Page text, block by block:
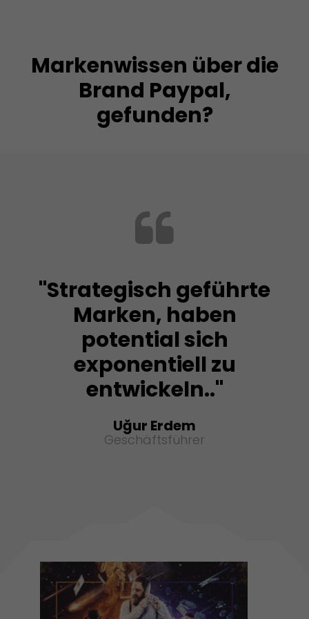
Markenwissen über die
Brand Paypal,
gefunden?
"Strategisch geführte
Marken, haben
potential sich
exponentiell zu
entwickeln.."
Uğur Erdem
Geschäftsführer